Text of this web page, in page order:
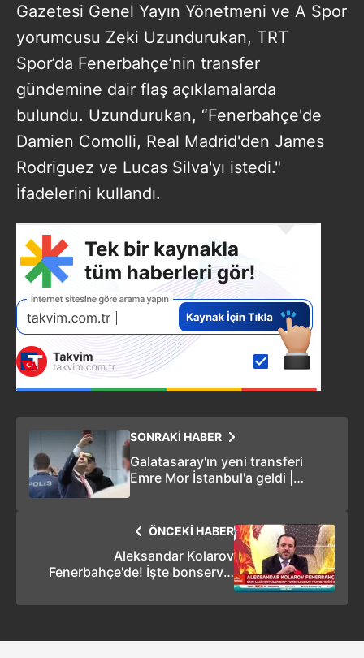
Gazetesi Genel Yayın Yönetmeni ve A Spor
yorumcusu Zeki Uzundurukan, TRT
Spor’da Fenerbahçe’nin transfer
gündemine dair flaş açıklamalarda
bulundu. Uzundurukan, “Fenerbahçe'de
Damien Comolli, Real Madrid'den James
Rodriguez ve Lucas Silva'yı istedi."
İfadelerini kullandı.
SONRAKİ HABER
Galatasaray'ın yeni transferi
Emre Mor İstanbul'a geldi |
ÖNCEKİ HABER
Aleksandar Kolarov
Fenerbahçe'de! İşte bonservis